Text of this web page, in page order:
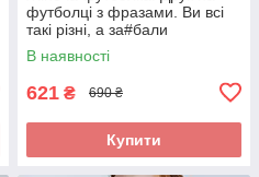
футболці з фразами. Ви всі
такі різні, а за#бали
однаково.
В наявності
621 ₴ 690 ₴
Купити